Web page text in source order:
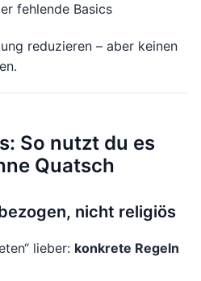
fehlende Basics
reduzieren – aber keinen
So nutzt du es
Quatsch
nicht religiös
lieber: konkrete Regeln